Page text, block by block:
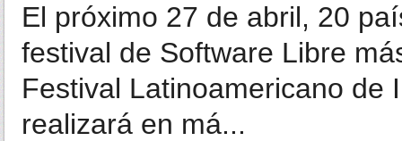
El próximo 27 de abril, 20
festival de Software Libre
Festival Latinoamericano de
realizará en má...